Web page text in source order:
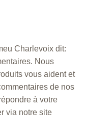
Charlevoix dit:
Nous
vous aident et
de nos
à votre
via notre site